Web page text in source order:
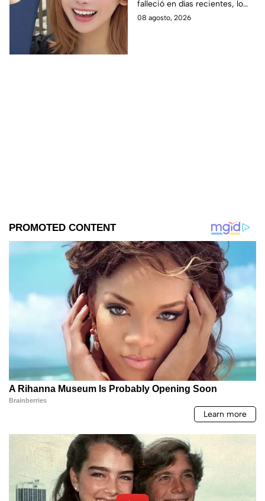
así fueron sus últimos
momentos
falleció en días recientes, lo
que ha generado profunda
08 agosto, 2026